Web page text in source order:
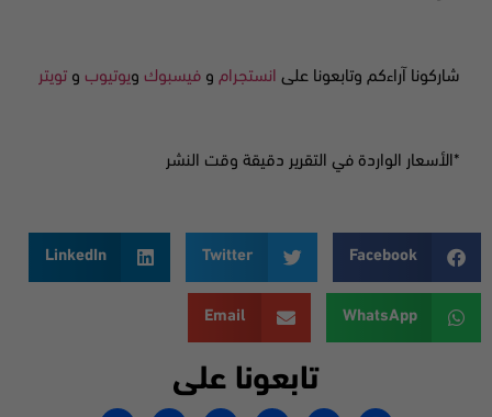
شاركونا آراءكم وتابعونا على انستجرام و فيسبوك ويوتيوب و تويتر
*الأسعار الواردة في التقرير دقيقة وقت النشر
Facebook
Twitter
LinkedIn
WhatsApp
Email
تابعونا على